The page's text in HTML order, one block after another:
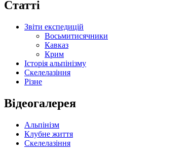
Статті
Звіти експедицій
Восьмитисячники
Кавказ
Крим
Історія альпінізму
Скелелазіння
Різне
Відеогалерея
Альпінізм
Клубне життя
Скелелазіння